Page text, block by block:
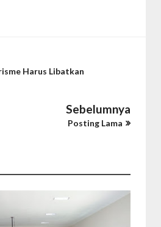
Harus Libatkan
Sebelumnya
Posting Lama